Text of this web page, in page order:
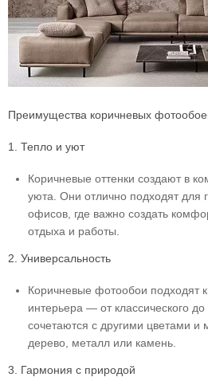
Преимущества коричневых
1. Тепло и уют
Коричневые оттенки создают в
уюта. Они отлично подходят для
офисов, где важно создать
отдыха и работы.
2. Универсальность
Коричневые фотообои подходят
интерьера — от классического
сочетаются с другими цветами и
дерево, металл или камень.
3. Гармония с природой